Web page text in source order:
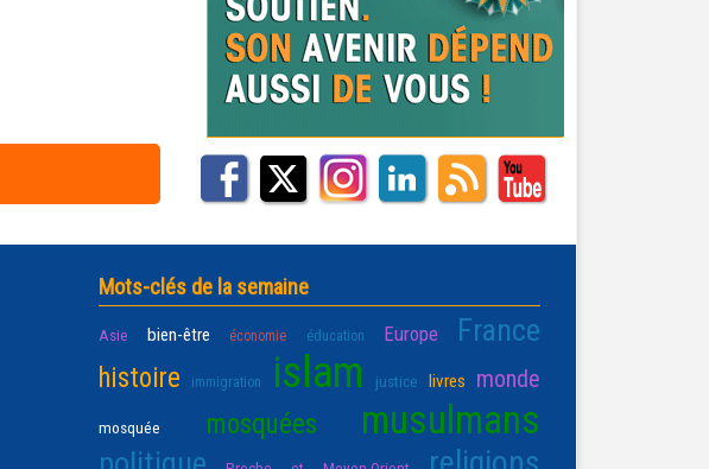
Mots-clés de la semaine
Asie bien-être économie éducation Europe France
histoire immigration islam justice livres monde
mosquée mosquées musulmans